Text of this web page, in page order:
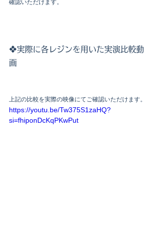
確認いただけます。
❖実際に各レジンを用いた実演比較動
画
上記の比較を実際の映像にてご確認いただけます。
https://youtu.be/Tw375S1zaHQ?
si=fhiponDcKqPKwPut